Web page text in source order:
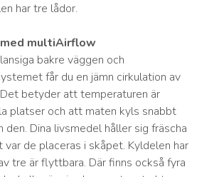
har tre lådor.
med multiAirflow
bakre väggen och
får du en jämn cirkulation av
betyder att temperaturen är
platser och att maten kyls snabbt
den. Dina livsmedel håller sig fräscha
var de placeras i skåpet. Kyldelen har
tre är flyttbara. Där finns också fyra